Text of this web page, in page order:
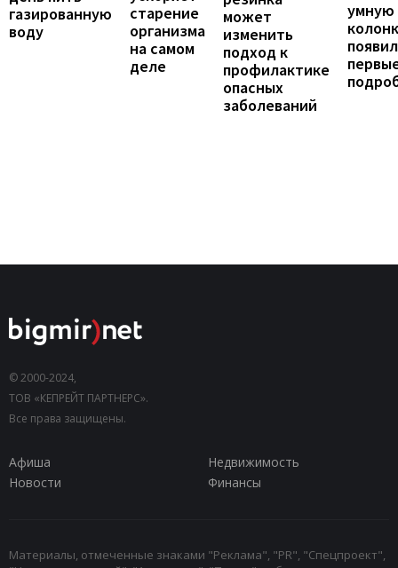
газированную
воду
старение
организма
на самом
деле
может
изменить
подход к
профилактике
опасных
заболеваний
умную
© 2000-2024,
ТОВ «КЕПРЕЙТ ПАРТНЕРС».
Все права защищены.
Афиша
Недвижимость
Новости
Финансы
Материалы, отмеченные знаками "Реклама", "PR", "Спецпроект",